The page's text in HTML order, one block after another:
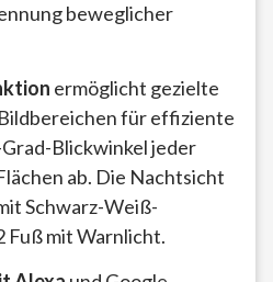
beweglicher
ermöglicht gezielte
für effiziente
Blickwinkel jeder
ab. Die Nachtsicht
Schwarz-Weiß-
Fuß mit Warnlicht.